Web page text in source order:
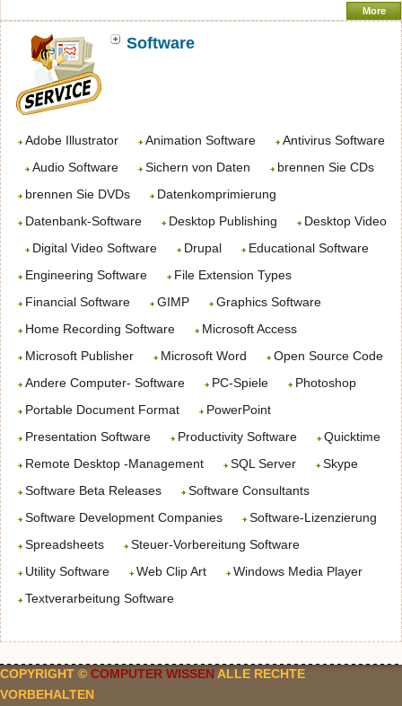
More
Software
Adobe Illustrator Animation Software
Antivirus Software
Audio Software
Sichern von Daten
brennen Sie CDs
brennen Sie DVDs
Datenkomprimierung
Datenbank-Software
Desktop Publishing
Desktop Video
Digital Video Software
Drupal
Educational Software
Engineering Software
File Extension Types
Financial Software
GIMP
Graphics Software
Home Recording Software
Microsoft Access
Microsoft Publisher
Microsoft Word
Open Source Code
Andere Computer- Software
PC-Spiele
Photoshop
Portable Document Format
PowerPoint
Presentation Software
Productivity Software
Quicktime
Remote Desktop -Management
SQL Server
Skype
Software Beta Releases
Software Consultants
Software Development Companies
Software-Lizenzierung
Spreadsheets
Steuer-Vorbereitung Software
Utility Software
Web Clip Art
Windows Media Player
Textverarbeitung Software
COPYRIGHT © COMPUTER WISSEN ALLE RECHTE
VORBEHALTEN